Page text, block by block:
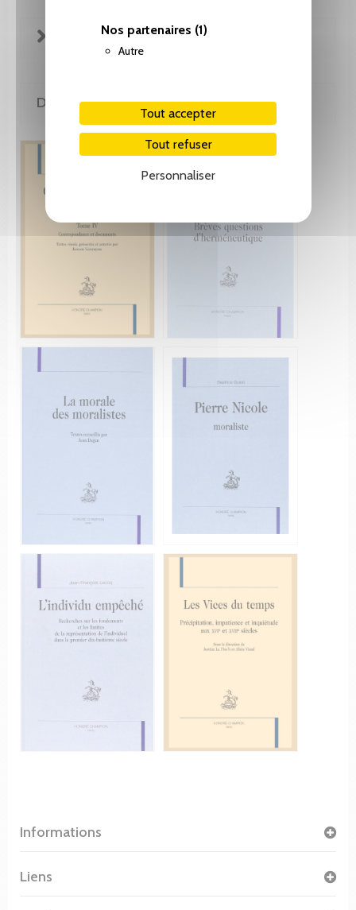
Nos partenaires (1)
Autre
Tout accepter
Tout refuser
Personnaliser
FICHE TECHNIQUE
DE LA MÊME COLLECTION
Informations
Liens